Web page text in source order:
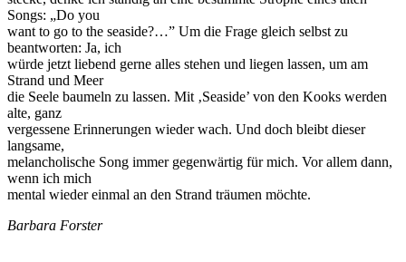
Songs: „Do you
want to go to the seaside?…” Um die Frage gleich selbst zu
beantworten: Ja, ich
würde jetzt liebend gerne alles stehen und liegen lassen, um am
Strand und Meer
die Seele baumeln zu lassen. Mit ‚Seaside’ von den Kooks werden
alte, ganz
vergessene Erinnerungen wieder wach. Und doch bleibt dieser
langsame,
melancholische Song immer gegenwärtig für mich. Vor allem dann,
wenn ich mich
mental wieder einmal an den Strand träumen möchte.
Barbara Forster